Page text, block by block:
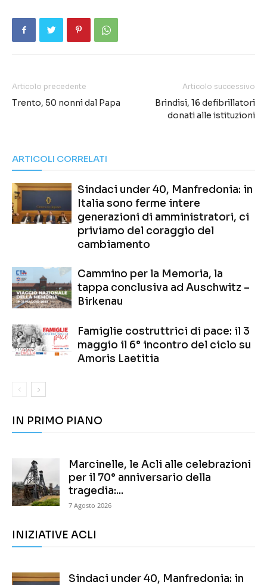
Articolo precedente
Trento, 50 nonni dal Papa
Articolo successivo
Brindisi, 16 defibrillatori
donati alle istituzioni
ARTICOLI CORRELATI
Sindaci under 40, Manfredonia: in
Italia sono ferme intere
generazioni di amministratori, ci
priviamo del coraggio del
cambiamento
Cammino per la Memoria, la
tappa conclusiva ad Auschwitz –
Birkenau
Famiglie costruttrici di pace: il 3
maggio il 6° incontro del ciclo su
Amoris Laetitia
IN PRIMO PIANO
Marcinelle, le Acli alle celebrazioni
per il 70° anniversario della
tragedia:...
7 Agosto 2026
INIZIATIVE ACLI
Sindaci under 40, Manfredonia: in